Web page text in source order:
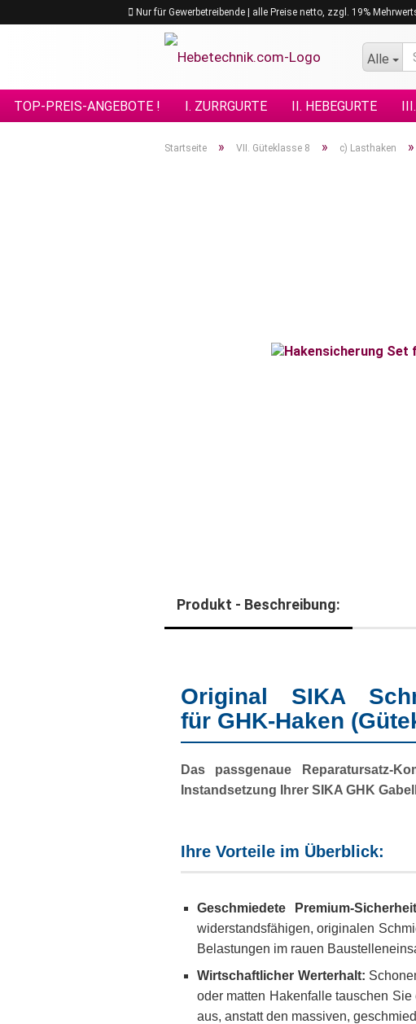
Nur für Gewerbetreibende | alle Preise netto, zzgl. 19%
Alle
TOP-PREIS-ANGEBOTE ! I. ZURRGURTE II. HEBEGURTE
Startseite » VII. Güteklasse 8 » c) Lasthaken »
Produkt - Beschreibung:
Original SIKA
für GHK-Haken
Das passgenaue Reparatursatz-
Instandsetzung Ihrer SIKA GHK
Ihre Vorteile im Überblick:
Geschmiedete Premium-
widerstandsfähigen, originalen
Belastungen im rauen
Wirtschaftlicher Werterhalt:
oder matten Hakenfalle tauschen
aus, anstatt den massiven,